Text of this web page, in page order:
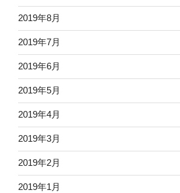
2019年8月
2019年7月
2019年6月
2019年5月
2019年4月
2019年3月
2019年2月
2019年1月